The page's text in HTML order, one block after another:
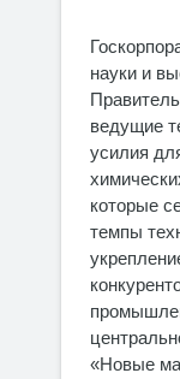
науки и
ведущие
усилия
которые
темпы
«Новые